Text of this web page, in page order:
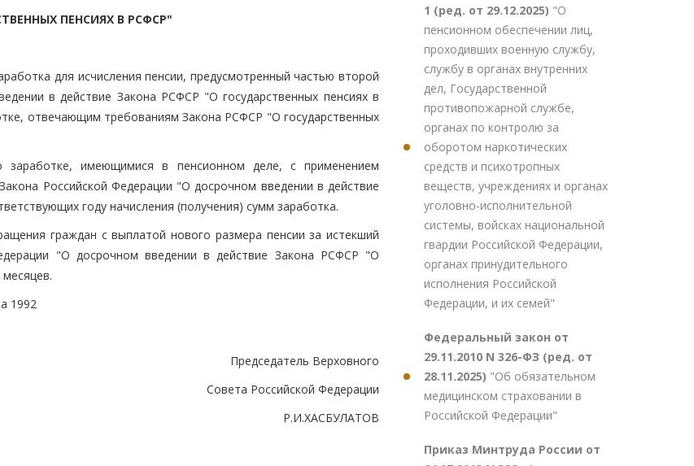
ПЕНСИЯХ В РСФСР"
для исчисления пенсии, предусмотренный частью второй
в действие Закона РСФСР "О государственных пенсиях в
отвечающим требованиям Закона РСФСР "О государственных
имеющимися в пенсионном деле, с применением
Российской Федерации "О досрочном введении в действие
году начисления (получения) сумм заработка.
граждан с выплатой нового размера пенсии за истекший
"О досрочном введении в действие Закона РСФСР "О
1992
Председатель Верховного
Совета Российской Федерации
Р.И.ХАСБУЛАТОВ
1 (ред. от 29.12.2025) "О
пенсионном обеспечении лиц,
проходивших военную службу,
службу в органах внутренних
дел, Государственной
противопожарной службе,
органах по контролю за
оборотом наркотических
средств и психотропных
веществ, учреждениях и органах
уголовно-исполнительной
системы, войсках национальной
гвардии Российской Федерации,
органах принудительного
исполнения Российской
Федерации, и их семей"
Федеральный закон от
29.11.2010 N 326-ФЗ (ред. от
28.11.2025) "Об обязательном
медицинском страховании в
Российской Федерации"
Приказ Минтруда России от